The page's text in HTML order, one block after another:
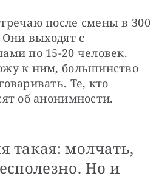
после смены в 300
Они выходят с
по 15-20 человек.
к ним, большинство
Те, кто
об анонимности.
такая: молчать,
Но и